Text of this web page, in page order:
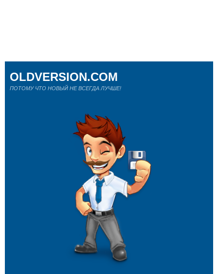
OLDVERSION.COM
ПОТОМУ ЧТО НОВЫЙ НЕ ВСЕГДА ЛУЧШЕ!